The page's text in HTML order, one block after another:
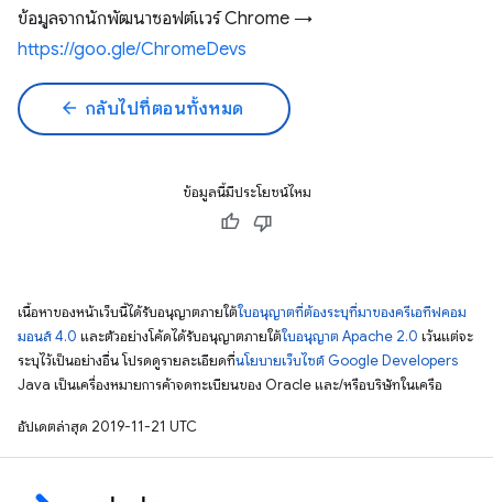
ข้อมูลจากนักพัฒนาซอฟต์แวร์ Chrome →
https://goo.gle/ChromeDevs
arrow_back กลับไปที่ตอนทั้งหมด
ข้อมูลนี้มีประโยชน์ไหม
เนื้อหาของหน้าเว็บนี้ได้รับอนุญาตภายใต้ใบอนุญาตที่ต้องระบุที่มาของครีเอทีฟคอม
มอนส์ 4.0 และตัวอย่างโค้ดได้รับอนุญาตภายใต้ใบอนุญาต Apache 2.0 เว้นแต่จะ
ระบุไว้เป็นอย่างอื่น โปรดดูรายละเอียดที่นโยบายเว็บไซต์ Google Developers
Java เป็นเครื่องหมายการค้าจดทะเบียนของ Oracle และ/หรือบริษัทในเครือ
อัปเดตล่าสุด 2019-11-21 UTC